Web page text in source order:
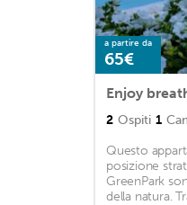
a partire da
65€
2 Ospiti 1
Questo
posizione
GreenPark
della natura.